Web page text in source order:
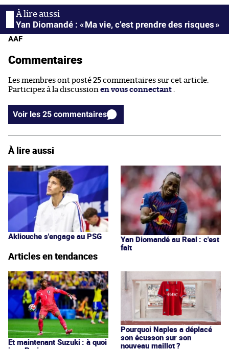
Yan Diomandé : « Ma vie, c’est prendre des risques »
AAF
Commentaires
Les membres ont posté 25 commentaires sur cet article.
Participez à la discussion en vous connectant
Voir les 25 commentaires
À lire aussi
Akliouche s'engage au PSG
Yan Diomandé au Real : c'est
fait
Articles en tendances
Et maintenant Suzuki : à quoi
Pourquoi Naples a déplacé
son écusson sur son
nouveau maillot ?